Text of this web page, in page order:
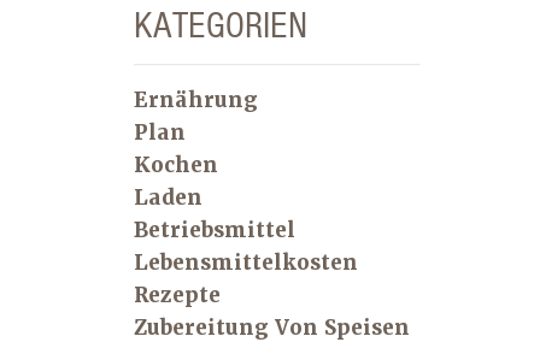
KATEGORIEN
Ernährung
Plan
Kochen
Laden
Betriebsmittel
Lebensmittelkosten
Rezepte
Zubereitung Von Speisen